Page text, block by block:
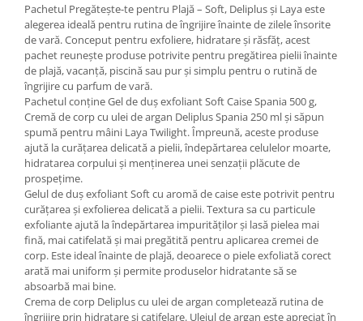
Pachetul Pregătește-te pentru Plajă – Soft, Deliplus și Laya este
alegerea ideală pentru rutina de îngrijire înainte de zilele însorite
de vară. Conceput pentru exfoliere, hidratare și răsfăț, acest
pachet reunește produse potrivite pentru pregătirea pielii înainte
de plajă, vacanță, piscină sau pur și simplu pentru o rutină de
îngrijire cu parfum de vară.
Pachetul conține Gel de duș exfoliant Soft Caise Spania 500 g,
Cremă de corp cu ulei de argan Deliplus Spania 250 ml și săpun
spumă pentru mâini Laya Twilight. Împreună, aceste produse
ajută la curățarea delicată a pielii, îndepărtarea celulelor moarte,
hidratarea corpului și menținerea unei senzații plăcute de
prospețime.
Gelul de duș exfoliant Soft cu aromă de caise este potrivit pentru
curățarea și exfolierea delicată a pielii. Textura sa cu particule
exfoliante ajută la îndepărtarea impurităților și lasă pielea mai
fină, mai catifelată și mai pregătită pentru aplicarea cremei de
corp. Este ideal înainte de plajă, deoarece o piele exfoliată corect
arată mai uniform și permite produselor hidratante să se
absoarbă mai bine.
Crema de corp Deliplus cu ulei de argan completează rutina de
îngrijire prin hidratare și catifelare. Uleiul de argan este apreciat în